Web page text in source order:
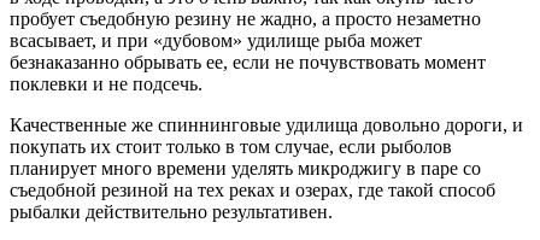
пробует съедобную резину не жадно, а просто незаметно
всасывает, и при «дубовом» удилище рыба может
безнаказанно обрывать ее, если не почувствовать момент
поклевки и не подсечь.
Качественные же спиннинговые удилища довольно дороги, и
покупать их стоит только в том случае, если рыболов
планирует много времени уделять микроджигу в паре со
съедобной резиной на тех реках и озерах, где такой способ
рыбалки действительно результативен.